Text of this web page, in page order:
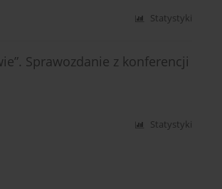
Statystyki
Sprawozdanie z konferencji
Statystyki